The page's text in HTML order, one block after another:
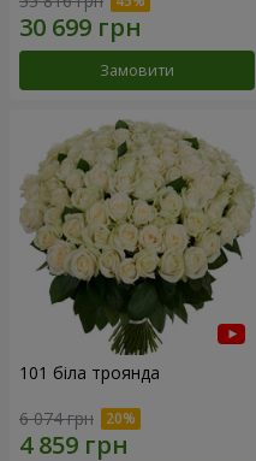
Замовити
101 біла троянда
6 074 грн